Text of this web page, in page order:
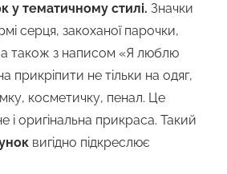
у тематичному стилі. Значки
серця, закоханої парочки,
також з написом «Я люблю
прикріпити не тільки на одяг,
косметичку, пенал. Це
і оригінальна прикраса. Такий
вигідно підкреслює